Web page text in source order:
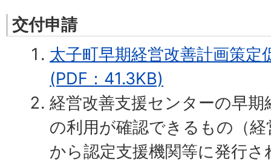
交付申請
太子町早期経営改善計画策定
(PDF：41.3KB)
経営改善支援センターの早期
の利用が確認できるもの（
から認定支援機関等に発行